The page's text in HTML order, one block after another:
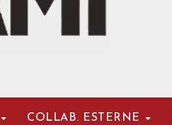
COLLAB. ESTERNE